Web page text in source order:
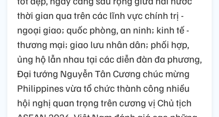
thời gian qua trên các lĩnh vực chính trị -
ngoại giao; quốc phòng, an ninh; kinh tế -
thương mại; giao lưu nhân dân; phối hợp,
ủng hộ lẫn nhau tại các diễn đàn đa phương,
Đại tướng Nguyễn Tân Cương chúc mừng
Philippines vừa tổ chức thành công nhiều
hội nghị quan trọng trên cương vị Chủ tịch